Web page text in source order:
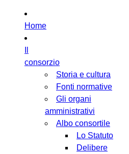
Home
consorzio
Storia e cultura
Fonti normative
Gli organi
amministrativi
Albo consortile
Lo Statuto
Delibere